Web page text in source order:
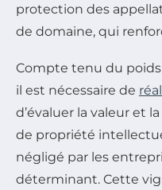
protection des
de domaine, qui
Compte tenu du
il est nécessaire de
d’évaluer la valeur et
de propriété
négligé par les
déterminant. Cette